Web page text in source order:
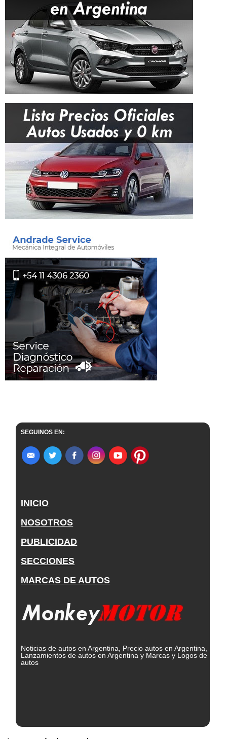
SEGUINOS EN:
INICIO
NOSOTROS
PUBLICIDAD
SECCIONES
MARCAS DE AUTOS
Noticias de autos en Argentina, Precio autos en Argentina,
Lanzamientos de autos en Argentina y Marcas y Logos de
autos